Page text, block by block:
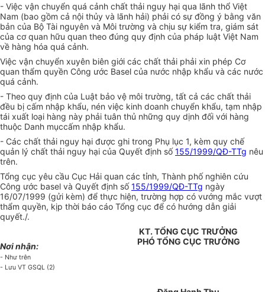
- Việc vận chuyển quá cảnh chất thải nguy hại qua lãnh thổ Việt
Nam (bao gồm cả nội thủy và lãnh hải) phải có sự đồng ý bằng văn
bản của Bộ Tài nguyên và Môi trường và chịu sự kiểm tra, giám sát
của cơ quan hữu quan theo đúng quy định của pháp luật Việt Nam
về hàng hóa quá cảnh.
Việc vận chuyển xuyên biên giới các chất thải phải xin phép Cơ
quan thẩm quyền Công ước Basel của nước nhập khẩu và các nước
quá cảnh.
- Theo quy định của Luật bảo vệ môi trường, tất cả các chất thải
đều bị cấm nhập khẩu, nén việc kinh doanh chuyển khẩu, tạm nhập
tái xuất loại hàng này phải tuân thủ những quy dịnh đối với hàng
thuộc Danh mụccấm nhập khẩu.
- Các chất thải nguy hại được ghi trong Phụ lục 1, kèm quy chế
quản lý chất thải nguy hại của Quyết định số155/1999/QĐ-TTg nêu
trên.
Tổng cục yêu cầu Cục Hải quan các tỉnh, Thành phố nghiên cứu
Công ước basel và Quyết định số155/1999/QĐ-TTg ngày
16/07/1999 (gửi kèm) để thực hiện, trường hợp có vướng mắc vượt
thẩm quyền, kịp thời báo cáo Tổng cục để có hướng dẫn giải
quyết./.
Nơi nhận:
- Như trên
- Lưu VT GSQL (2)
KT. TỔNG CỤC TRƯỞNG
PHÓ TỔNG CỤC TRƯỞNG